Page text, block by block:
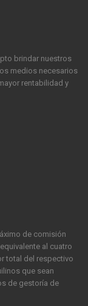
brindar nuestros
medios necesarios
rentabilidad y
de comisión
al cuatro
total del respectivo
que sean
de gestoría de